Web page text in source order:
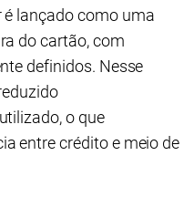
é lançado como uma
do cartão, com
definidos. Nesse
o que
entre crédito e meio de